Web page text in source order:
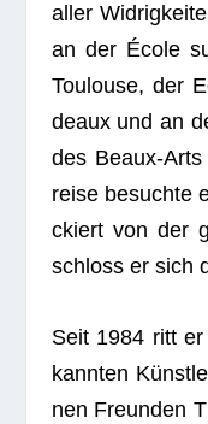
aller
an der École
Tou­louse, der
deaux und an
des Beaux-
reise besuchte
ckiert von der
schloss er sich
Seit 1984 ritt
kann­ten
nen Freun­den